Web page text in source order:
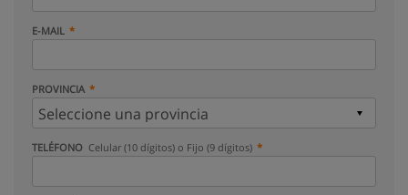
E-MAIL
PROVINCIA
TELÉFONO Celular (10 dígitos) o Fijo (9 dígitos)